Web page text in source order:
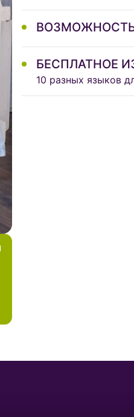
ВОЗМОЖНОСТЬ
БЕСПЛАТНОЕ
10 разных языков